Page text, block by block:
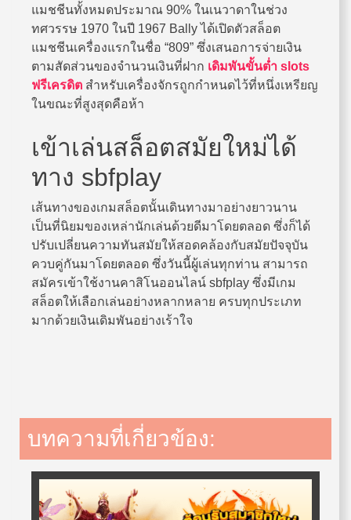
แมชชีนทั้งหมดประมาณ 90% ในเนวาดาในช่วง
ทศวรรษ 1970 ในปี 1967 Bally ได้เปิดตัวสล็อต
แมชชีนเครื่องแรกในชื่อ “809” ซึ่งเสนอการจ่ายเงิน
ตามสัดส่วนของจำนวนเงินที่ฝาก เดิมพันขั้นต่ำ slots
ฟรีเครดิต สำหรับเครื่องจักรถูกกำหนดไว้ที่หนึ่งเหรียญ
ในขณะที่สูงสุดคือห้า
เข้าเล่นสล็อตสมัยใหม่ได้
ทาง sbfplay
เส้นทางของเกมสล็อตนั้นเดินทางมาอย่างยาวนาน
เป็นที่นิยมของเหล่านักเล่นด้วยดีมาโดยตลอด ซึ่งก็ได้
ปรับเปลี่ยนความทันสมัยให้สอดคล้องกับสมัยปัจจุบัน
ควบคู่กันมาโดยตลอด ซึ่งวันนี้ผู้เล่นทุกท่าน สามารถ
สมัครเข้าใช้งานคาสิโนออนไลน์ sbfplay ซึ่งมีเกม
สล็อตให้เลือกเล่นอย่างหลากหลาย ครบทุกประเภท
มากด้วยเงินเดิมพันอย่างเร้าใจ
บทความที่เกี่ยวข้อง: